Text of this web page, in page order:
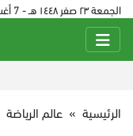
الجمعة ٢٣ صفر ١٤٤٨ هـ - 7 أغسطس 2026 م - الساعة 08:33 م
الرئيسية » عالم الرياضة